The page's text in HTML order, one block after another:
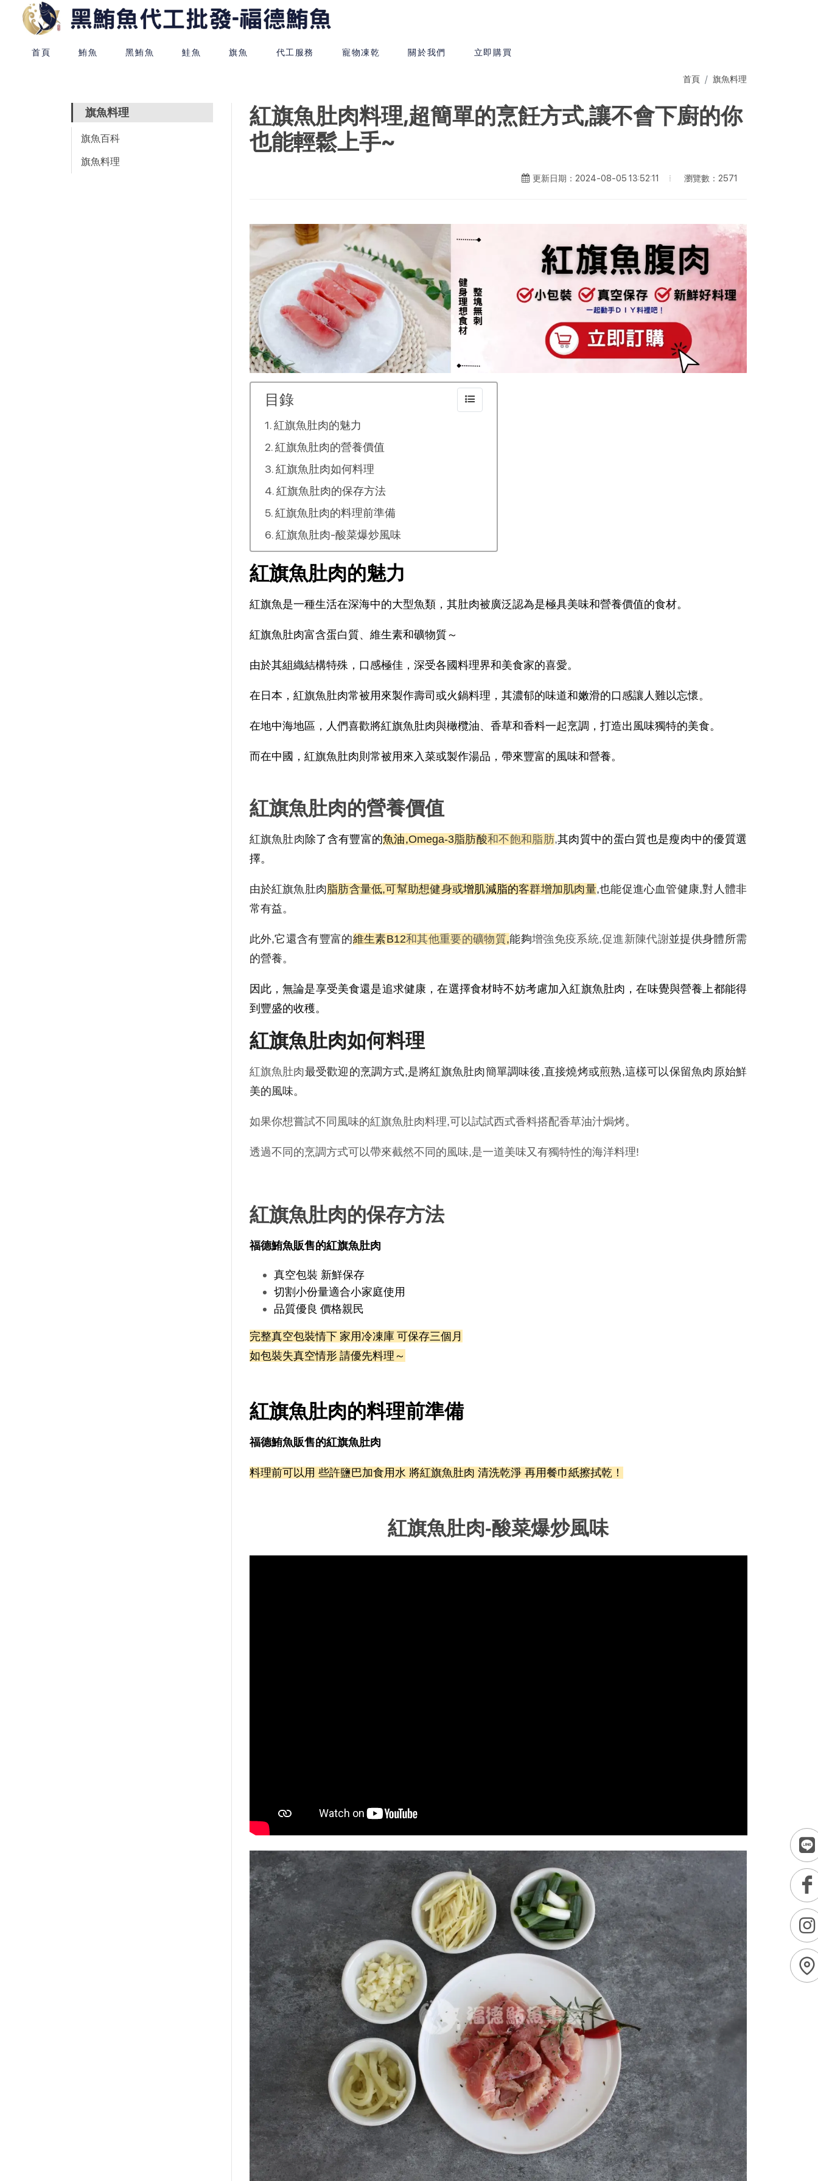
首頁 鮪魚 黑鮪魚 鮭魚 旗魚 代工服務 寵物凍乾 關於我們 立即購買
首頁 旗魚料理
旗魚料理
旗魚百科
旗魚料理
紅旗魚肚肉料理,超簡單的烹飪方式,讓不會下廚的你
也能輕鬆上手~
更新日期：2024-08-05 13:52:11 瀏覽數：2571
目錄
紅旗魚肚肉的魅力
紅旗魚肚肉的營養價值
紅旗魚肚肉如何料理
紅旗魚肚肉的保存方法
紅旗魚肚肉的料理前準備
紅旗魚肚肉-酸菜爆炒風味
紅旗魚肚肉的魅力
紅旗魚是一種生活在深海中的大型魚類，其肚肉被廣泛認為是極具美味和營養價值的食材。
紅旗魚肚肉富含蛋白質、維生素和礦物質～
由於其組織結構特殊，口感極佳，深受各國料理界和美食家的喜愛。
在日本，紅旗魚肚肉常被用來製作壽司或火鍋料理，其濃郁的味道和嫩滑的口感讓人難以忘懷。
在地中海地區，人們喜歡將紅旗魚肚肉與橄欖油、香草和香料一起烹調，打造出風味獨特的美食。
而在中國，紅旗魚肚肉則常被用來入菜或製作湯品，帶來豐富的風味和營養。
紅旗魚肚肉的營養價值
紅旗魚肚肉 除了含有豐富的魚油,Omega-3脂肪酸和不飽和脂肪,其肉質中的蛋白質也是瘦肉中的優質選
擇。
由於紅旗魚肚肉脂肪含量低,可幫助想健身或增肌減脂的客群增加肌肉量,也能促進心血管健康,對人體非
常有益。
此外,它還含有豐富的維生素B12和其他重要的礦物質,能夠增強免疫系統,促進新陳代謝並提供身體所需
的營養。
因此，無論是享受美食還是追求健康，在選擇食材時不妨考慮加入紅旗魚肚肉，在味覺與營養上都能得
到豐盛的收穫。
紅旗魚肚肉如何料理
紅旗魚肚肉最受歡迎的烹調方式,是將紅旗魚肚肉簡單調味後,直接燒烤或煎熟,這樣可以保留魚肉原始鮮
美的風味。
如果你想嘗試不同風味的紅旗魚肚肉料理,可以試試西式香料搭配香草油汁焗烤。
透過不同的烹調方式可以帶來截然不同的風味,是一道美味又有獨特性的海洋料理!
紅旗魚肚肉的保存方法
福德鮪魚販售的紅旗魚肚肉
真空包裝 新鮮保存
切割小份量適合小家庭使用
品質優良 價格親民
完整真空包裝情下 家用冷凍庫 可保存三個月
如包裝失真空情形 請優先料理～
紅旗魚肚肉的料理前準備
福德鮪魚販售的紅旗魚肚肉
料理前可以用 些許鹽巴加食用水 將紅旗魚肚肉 清洗乾淨 再用餐巾紙擦拭乾！
紅旗魚肚肉-酸菜爆炒風味